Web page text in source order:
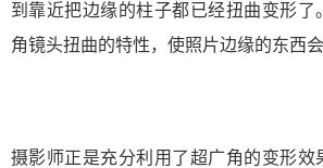
到靠近把边缘的柱子都已经扭曲变形了
角镜头扭曲的特性，使照片边缘的东西
摄影师正是充分利用了超广角的变形效